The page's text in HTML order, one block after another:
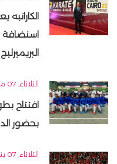
استضافة
البريميرليج
الثلاثاء, 07 مايو 2024 - 04:17 م
افتتاح
بحضور
الثلاثاء, 07 يناير 2025 - 05:50 م